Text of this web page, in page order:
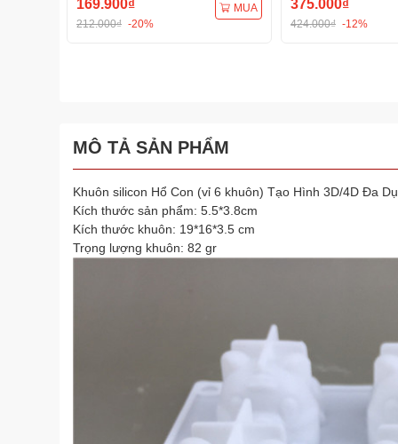
169.900₫
212.000₫ -20%
MUA 375.000₫
424.000₫ -12%
MÔ TẢ SẢN PHẨM
Khuôn silicon Hổ Con (vỉ 6 khuôn) Tạo Hình 3D/4D Đa
Kích thước sản phẩm: 5.5*3.8cm
Kích thước khuôn: 19*16*3.5 cm
Trọng lượng khuôn: 82 gr